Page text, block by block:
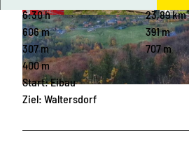
© Michaela Ullrich, Tourist-Information Großsc
hönau Erholungsort Waltersdorf |CC-BY-SA
©
6:30 h
23,89 km
606 m
391 m
307 m
707 m
400 m
Start: Eibau
Ziel: Waltersdorf